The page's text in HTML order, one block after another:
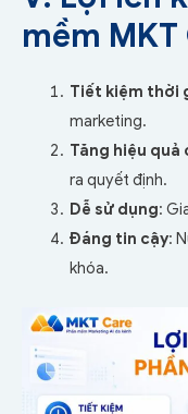
mềm MKT
Tiết kiệm thời
marketing.
Tăng hiệu quả
ra quyết định.
Dễ sử dụng:
Đáng tin cậy:
khóa.